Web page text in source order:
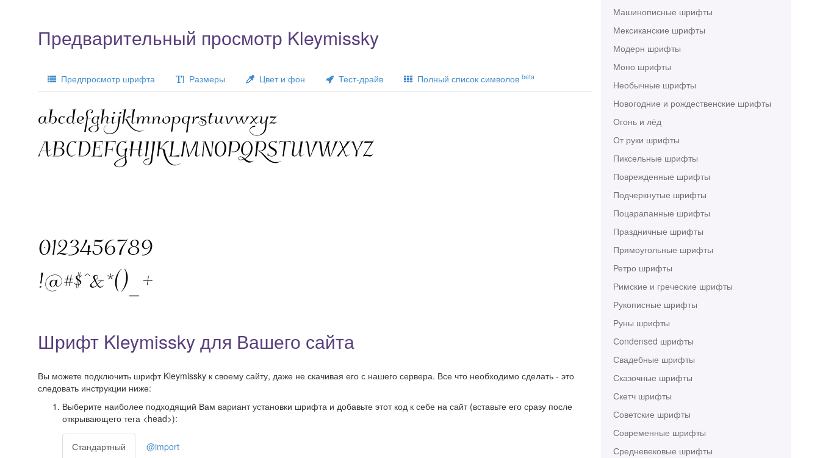
Машинописные шрифты
Мексиканские шрифты
Модерн шрифты
Моно шрифты
Необычные шрифты
Новогодние и рождественские шрифты
Огонь и лёд
От руки шрифты
Пиксельные шрифты
Поврежденные шрифты
Подчеркнутые шрифты
Поцарапанные шрифты
Праздничные шрифты
Прямоугольные шрифты
Ретро шрифты
Римские и греческие шрифты
Рукописные шрифты
Руны шрифты
Сondensed шрифты
Свадебные шрифты
Сказочные шрифты
Скетч шрифты
Советские шрифты
Современные шрифты
Средневековые шрифты
Предварительный просмотр Kleymissky
Предпросмотр шрифта Размеры Цвет и фон Тест-драйв Полный список символов beta
Шрифт Kleymissky для Вашего сайта
Вы можете подключить шрифт Kleymissky к своему сайту, даже не скачивая его с нашего сервера. Все что необходимо сделать - это
следовать инструкции ниже:
Выберите наиболее подходящий Вам вариант установки шрифта и добавьте этот код к себе на сайт (вставьте его сразу после
открывающего тега <head>):
Стандартный @import